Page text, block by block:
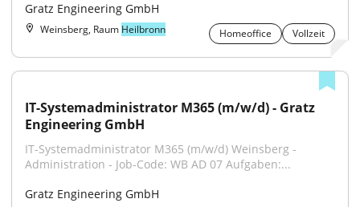
Gratz Engineering GmbH
Weinsberg, Raum Heilbronn Homeoffice Vollzeit
IT-Systemadministrator M365 (m/w/d) - Gratz
Engineering GmbH
IT-Systemadministrator M365 (m/w/d) Weinsberg -
Administration - Job-Code: WB AD 07 Aufgaben:...
Gratz Engineering GmbH